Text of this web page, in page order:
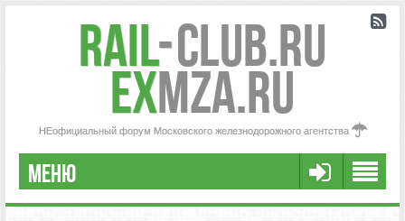
Rail-Club.RU
exMZA.RU
НЕофициальный форум Московского железнодорожного агентства
МЕНЮ
РЕГИСТРАЦИЯ